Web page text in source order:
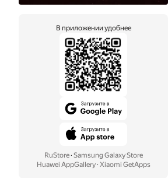
В приложении удобнее
RuStore· Samsung Galaxy Store
Huawei AppGallery· Xiaomi GetApps